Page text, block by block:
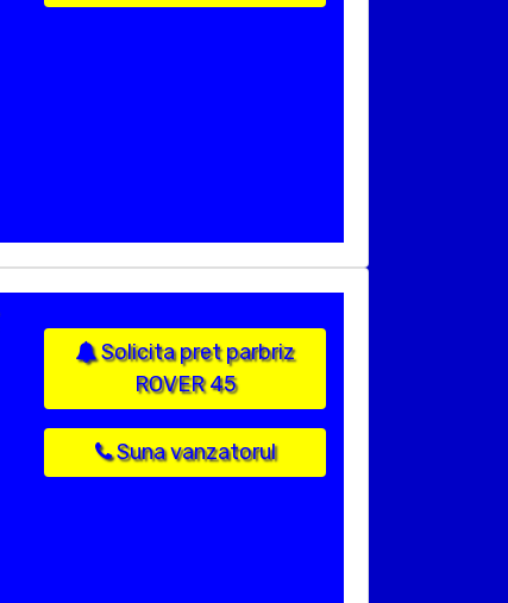
Solicita pret parbriz
ROVER 45
Suna vanzatorul